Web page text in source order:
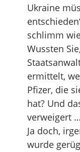
Ukraine
schlimm
Wussten
ermittelt,
Pfizer, die
hat? Und
verweigert
Ja doch,
wurde